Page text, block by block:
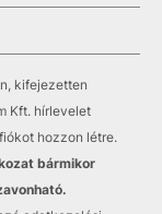
kifejezetten
Kft. hírlevelet
hozzon létre.
bármikor